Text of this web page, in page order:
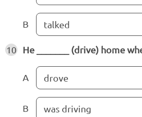
B talked
10 He _______ (drive) home
A drove
B was driving